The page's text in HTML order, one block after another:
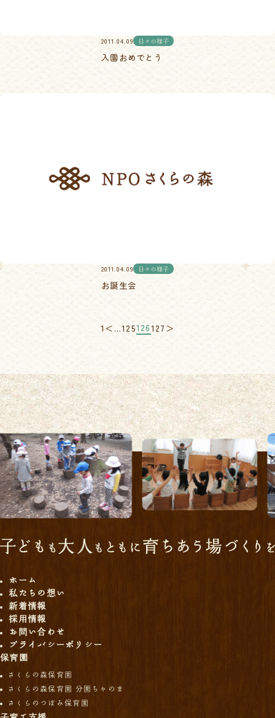
2011.04.09 日々の様子
入園おめでとう
2011.04.09 日々の様子
お誕生会
1 ＜ …125126127 ＞
ホーム
私たちの想い
新着情報
採用情報
お問い合わせ
プライバシーポリシー
保育園
さくらの森保育園
さくらの森保育園 分園ちゃのま
さくらのつぼみ保育園